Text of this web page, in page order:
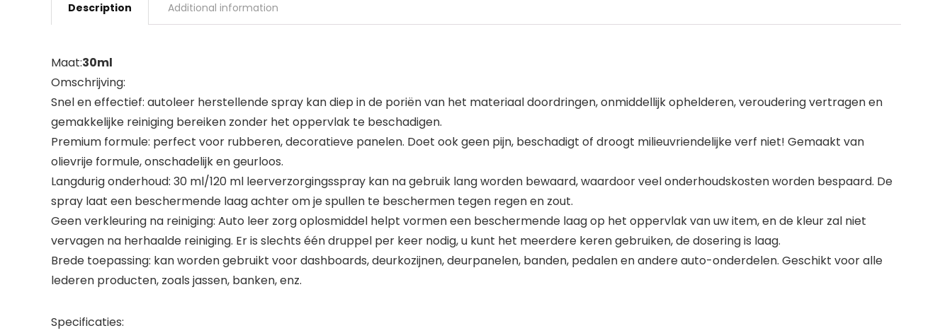
Description Additional information
Maat:30ml
Omschrijving:
Snel en effectief: autoleer herstellende spray kan diep in de poriën van het materiaal doordringen, onmiddellijk ophelderen, veroudering vertragen en
gemakkelijke reiniging bereiken zonder het oppervlak te beschadigen.
Premium formule: perfect voor rubberen, decoratieve panelen. Doet ook geen pijn, beschadigt of droogt milieuvriendelijke verf niet! Gemaakt van
olievrije formule, onschadelijk en geurloos.
Langdurig onderhoud: 30 ml/120 ml leerverzorgingsspray kan na gebruik lang worden bewaard, waardoor veel onderhoudskosten worden bespaard. De
spray laat een beschermende laag achter om je spullen te beschermen tegen regen en zout.
Geen verkleuring na reiniging: Auto leer zorg oplosmiddel helpt vormen een beschermende laag op het oppervlak van uw item, en de kleur zal niet
vervagen na herhaalde reiniging. Er is slechts één druppel per keer nodig, u kunt het meerdere keren gebruiken, de dosering is laag.
Brede toepassing: kan worden gebruikt voor dashboards, deurkozijnen, deurpanelen, banden, pedalen en andere auto-onderdelen. Geschikt voor alle
lederen producten, zoals jassen, banken, enz.
Specificaties: